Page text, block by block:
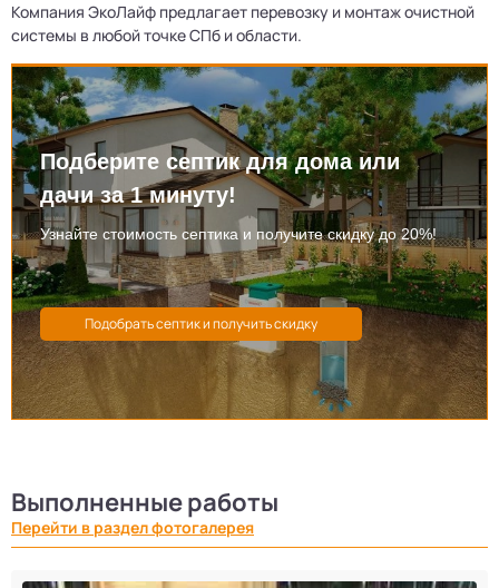
Компания ЭкоЛайф предлагает перевозку и монтаж очистной
системы в любой точке СПб и области.
Подберите септик для дома или
дачи за 1 минуту!
Узнайте стоимость септика и получите скидку до 20%!
Выполненные работы
Перейти в раздел фотогалерея